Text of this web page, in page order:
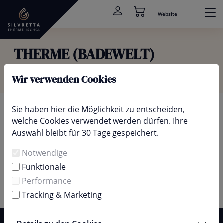
Website
THERME (BADEWELT)
EINZELTICKETS & FAMILIENPAKETE
Wir verwenden Cookies
Sie haben hier die Möglichkeit zu entscheiden,
welche Cookies verwendet werden dürfen. Ihre
Auswahl bleibt für 30 Tage gespeichert.
Notwendige
Funktionale
Performance
Tracking & Marketing